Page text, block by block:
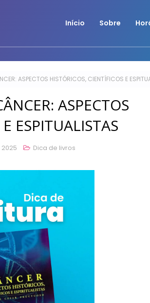
Início Sobre
ASPECTOS HISTÓRICOS, CIENTÍFICOS E
ASPECTOS
ESPITUALISTAS
Dica de livros